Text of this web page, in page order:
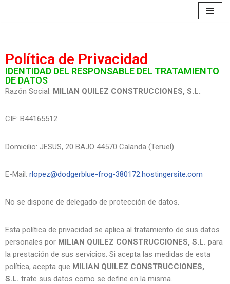
contenido
Política de Privacidad
IDENTIDAD DEL RESPONSABLE DEL TRATAMIENTO
DE DATOS
Razón Social: MILIAN QUILEZ CONSTRUCCIONES, S.L.
CIF: B44165512
Domicilio: JESUS, 20 BAJO 44570 Calanda (Teruel)
E-Mail: rlopez@dodgerblue-frog-380172.hostingersite.com
No se dispone de delegado de protección de datos.
Esta política de privacidad se aplica al tratamiento de sus datos
personales por MILIAN QUILEZ CONSTRUCCIONES, S.L. para
la prestación de sus servicios. Si acepta las medidas de esta
política, acepta que MILIAN QUILEZ CONSTRUCCIONES,
S.L. trate sus datos como se define en la misma.